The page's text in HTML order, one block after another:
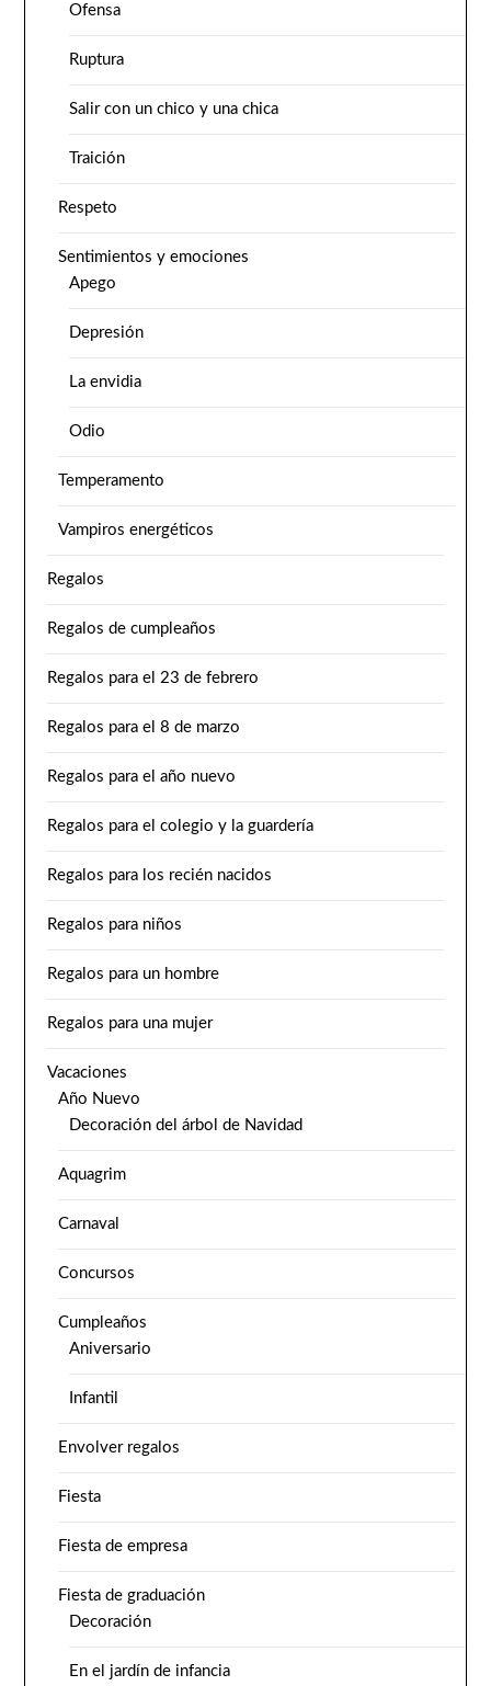
Ofensa
Ruptura
Salir con un chico y una chica
Traición
Respeto
Sentimientos y emociones
Apego
Depresión
La envidia
Odio
Temperamento
Vampiros energéticos
Regalos
Regalos de cumpleaños
Regalos para el 23 de febrero
Regalos para el 8 de marzo
Regalos para el año nuevo
Regalos para el colegio y la guardería
Regalos para los recién nacidos
Regalos para niños
Regalos para un hombre
Regalos para una mujer
Vacaciones
Año Nuevo
Decoración del árbol de Navidad
Aquagrim
Carnaval
Concursos
Cumpleaños
Aniversario
Infantil
Envolver regalos
Fiesta
Fiesta de empresa
Fiesta de graduación
Decoración
En el jardín de infancia